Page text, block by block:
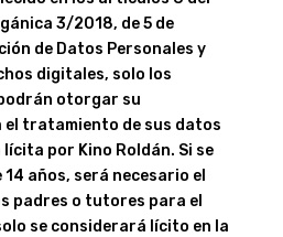
3/2018, de 5 de
de Datos Personales y
digitales, solo los
otorgar su
tratamiento de sus datos
lícita por Kino Roldán. Si se
años, será necesario el
padres o tutores para el
se considerará lícito en la